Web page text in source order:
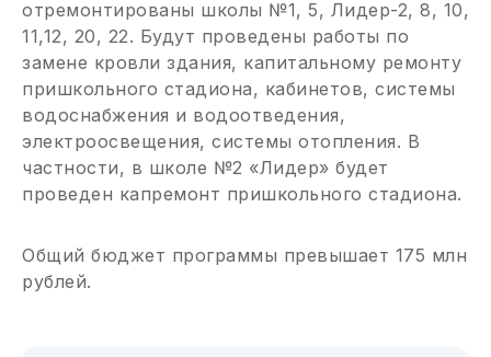
отремонтированы школы №1, 5, Лидер-2, 8, 10,
11,12, 20, 22. Будут проведены работы по
замене кровли здания, капитальному ремонту
пришкольного стадиона, кабинетов, системы
водоснабжения и водоотведения,
электроосвещения, системы отопления. В
частности, в школе №2 «Лидер» будет
проведен капремонт пришкольного стадиона.
Общий бюджет программы превышает 175 млн
рублей.